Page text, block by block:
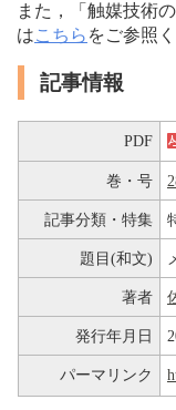
また，「触媒技術
はこちら をご参照
記事情報
PDF
巻・号
記事分類・特集
題目(和文)
著者
発行年月日
パーマリンク